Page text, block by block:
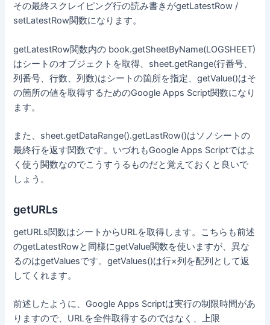
その最終スクレイピング行の読み書きがgetLatestRow /
setLatestRow関数になります。
getLatestRow関数内の book.getSheetByName(LOGSHEET)
はシートのオブジェクトを取得、sheet.getRange(行番号、
列番号、行数、列数)はシートの箇所を指定、getValue()はそ
の箇所の値を取得するためのGoogle Apps Script関数になり
ます。
また、sheet.getDataRange().getLastRow()はソノシートの
最終行を返す関数です。いづれもGoogle Apps Scriptではよ
く使う関数なのでこうすうるものだと覚えておくと良いで
しょう。
getURLs
getURLs関数はシートからURLを取得します。こちらも前述
のgetLatestRowと同様にgetValue関数を使いますが、異な
るのはgetValuesです。getValues()は行×列を配列として返
してくれます。
前述したように、Google Apps Scriptは実行の制限時間があ
りますので、URLを全件取得するのではなく、上限